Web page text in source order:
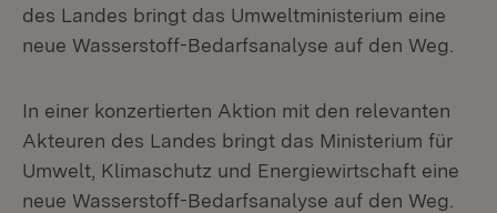
des Landes bringt das Umweltministerium eine
neue Wasserstoff-Bedarfsanalyse auf den Weg.
In einer konzertierten Aktion mit den relevanten
Akteuren des Landes bringt das Ministerium für
Umwelt, Klimaschutz und Energiewirtschaft eine
neue Wasser­stoff-Bedarfsanalyse auf den Weg.